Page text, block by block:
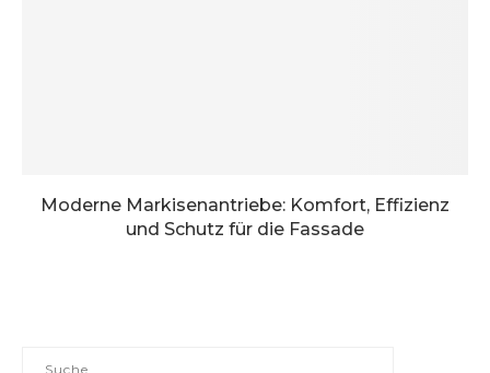
Moderne Markisenantriebe: Komfort, Effizienz
und Schutz für die Fassade